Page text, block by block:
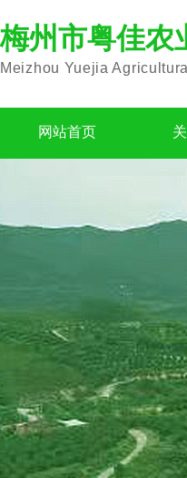
梅州市粤佳农
Meizhou Yuejia
网站首页